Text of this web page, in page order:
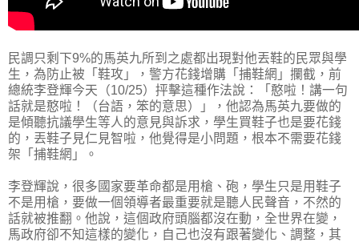
民調只剩下9%的馬英九所到之處都出現對他丟鞋的民眾與學
生，為防止被「鞋攻」，警方花錢增購「捕鞋網」攔截，前
總統李登輝今天（10/25）抨擊這種作法說：「憨啦！講一句
話就是憨啦！（台語，笨的意思）」，他認為馬英九要做的
是傾聽抗議學生等人的意見與訴求，學生買鞋子也是要花錢
的，丟鞋子見仁見智啦，他覺得是小問題，根本不需要花錢
架「捕鞋網」。
李登輝說，很多國家要革命都是用槍、砲，學生只是用鞋子
不是用槍，要做一個領導者最重要就是聽人民聲音，不然的
話就被推翻。他說，這個政府頭腦都沒在動，全世界在變，
馬政府卻不知這樣的變化，自己也沒有跟著變化、調整，其